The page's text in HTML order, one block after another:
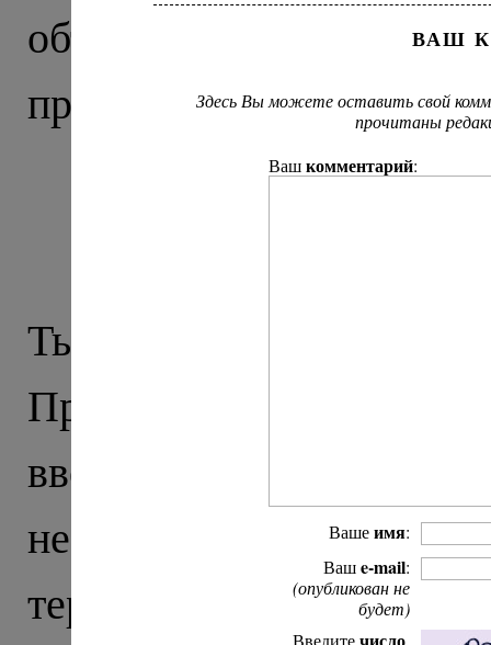
объединил
православия на
Крестный ход:
Тырныауз –
Приэльбрусье
вверх, в горы) и,
неспокойных. Тут
террористической
ВАШ
Здесь Вы можете оставить свой
прочитаны
Вашкомментарий:
Вашеимя:
Вашe-mail:
(опубликован не
будет)
Введите
,